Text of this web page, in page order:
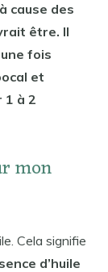
à cause des
être. Il
fois
et
à 2
mon
Cela signifie
d’huile